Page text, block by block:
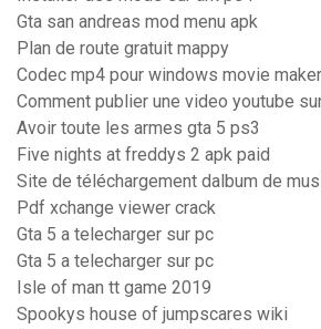
Gta san andreas mod menu apk
Plan de route gratuit mappy
Codec mp4 pour windows movie
Comment publier une video youtube
Avoir toute les armes gta 5 ps3
Five nights at freddys 2 apk paid
Site de téléchargement dalbum de
Pdf xchange viewer crack
Gta 5 a telecharger sur pc
Gta 5 a telecharger sur pc
Isle of man tt game 2019
Spookys house of jumpscares wiki